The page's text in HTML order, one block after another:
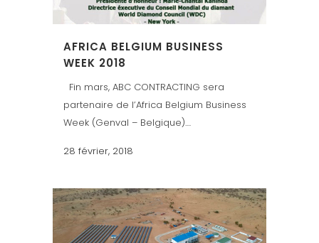
AFRICA BELGIUM BUSINESS
WEEK 2018
Fin mars, ABC CONTRACTING sera
partenaire de l’Africa Belgium Business
Week (Genval – Belgique)....
28 février, 2018